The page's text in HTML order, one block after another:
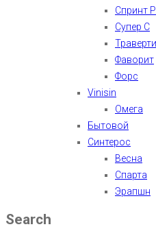
Спринт
Супер С
Фаворит
Форс
Vinisin
Омега
Бытовой
Синтерос
Весна
Спарта
Эрапшн
Search